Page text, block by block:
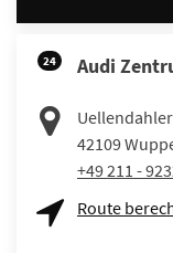
24 Audi
42109
+49 211 -
Route